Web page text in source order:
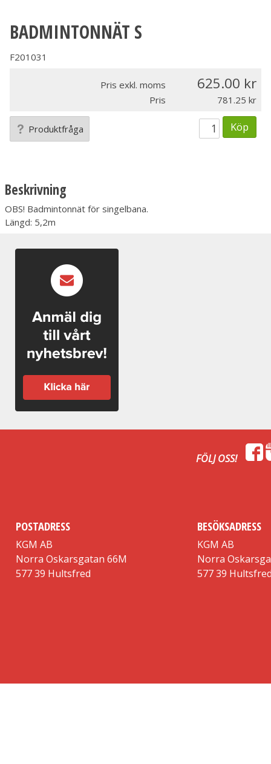
BADMINTONNÄT S
F201031
Pris exkl. moms 625.00
Pris 781.25
Produktfråga Köp
Beskrivning
OBS! Badmintonnät för singelbana.
Längd: 5,2m
FÖLJ OSS!
POSTADRESS
KGM AB
Norra Oskarsgatan 66M
577 39 Hultsfred
BESÖKSADRESS
KGM AB
Norra
577 39